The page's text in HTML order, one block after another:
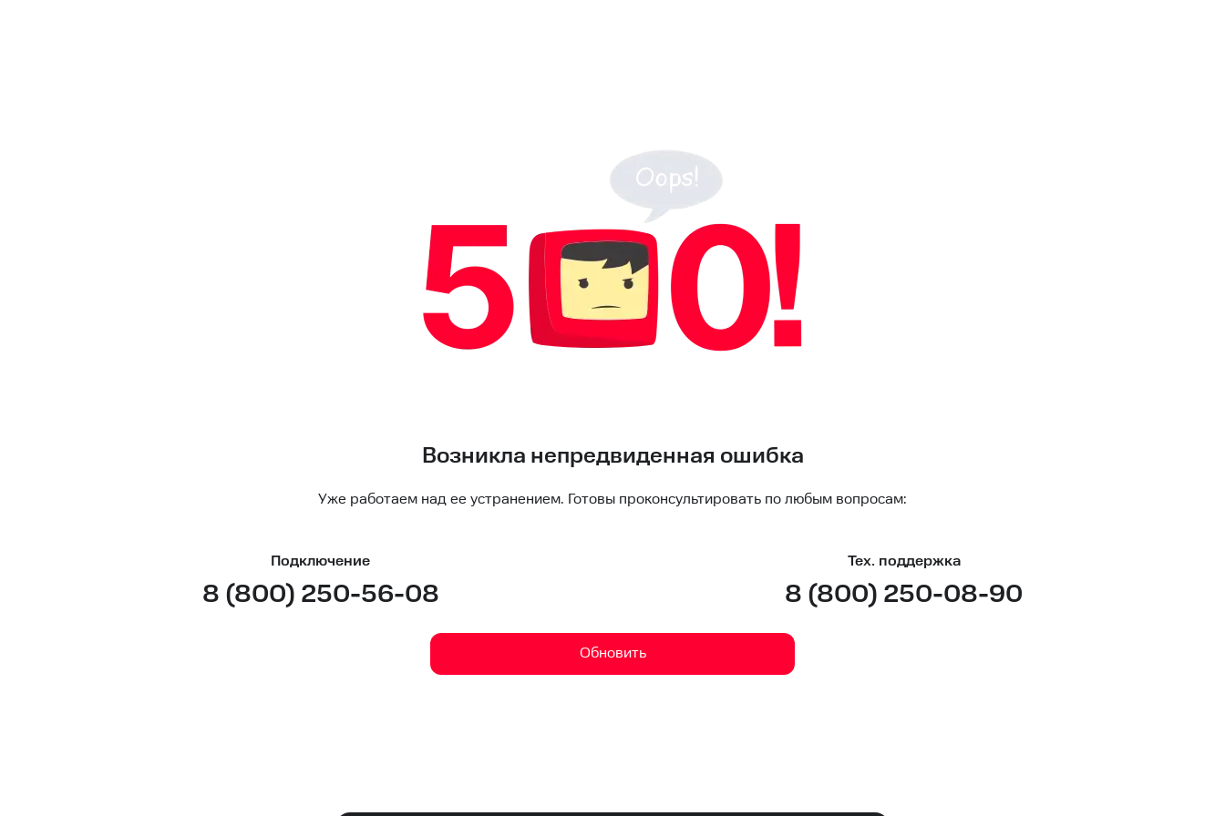
Возникла непредвиденная ошибка
Уже работаем над ее устранением. Готовы проконсультировать по любым вопросам:
Подключение
8 (800) 250-56-08
Тех. поддержка
8 (800) 250-08-90
Обновить